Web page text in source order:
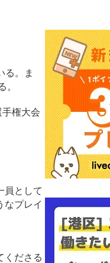
る。ま
。
権大会
員として
なプレイ
くださる